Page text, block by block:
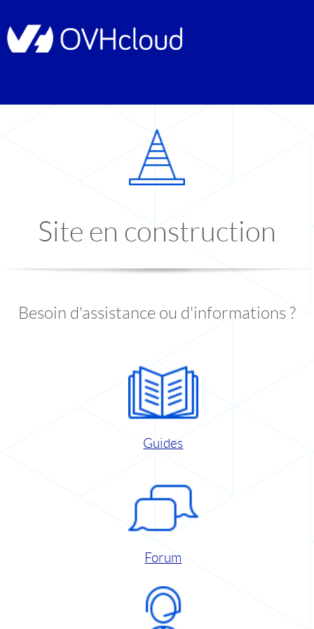
Site en construction
Besoin d'assistance ou d'informations ?
Guides
Forum